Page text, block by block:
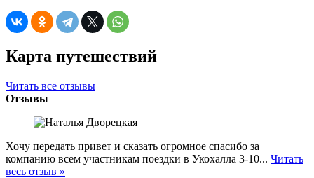
Карта путешествий
Читать все отзывы
Отзывы
Хочу передать привет и сказать огромное спасибо за
компанию всем участникам поездки в Укохалла 3-10... Читать
весь отзыв »